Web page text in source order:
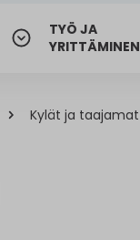
TYÖ JA
YRITTÄMINEN
Kylät ja taajamat